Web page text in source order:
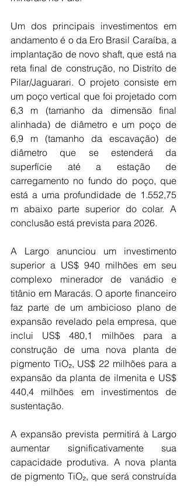
Um dos principais investimentos em
andamento é o da Ero Brasil Caraíba, a
implantação de novo shaft, que está na
reta final de construção, no Distrito de
Pilar/Jaguarari. O projeto consiste em
um poço vertical que foi projetado com
6,3 m (tamanho da dimensão final
alinhada) de diâmetro e um poço de
6,9 m (tamanho da escavação) de
diâmetro que se estenderá da
superfície até a estação de
carregamento no fundo do poço, que
está a uma profundidade de 1.552,75
m abaixo parte superior do colar. A
conclusão está prevista para 2026.
A Largo anunciou um investimento
superior a US$ 940 milhões em seu
complexo minerador de vanádio e
titânio em Maracás. O aporte financeiro
faz parte de um ambicioso plano de
expansão revelado pela empresa, que
inclui US$ 480,1 milhões para a
construção de uma nova planta de
pigmento TiO₂, US$ 22 milhões para a
expansão da planta de ilmenita e US$
440,4 milhões em investimentos de
sustentação.
A expansão prevista permitirá à Largo
aumentar significativamente sua
capacidade produtiva. A nova planta
de pigmento TiO₂, que será construída